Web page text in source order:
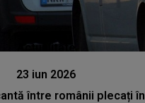
Actualitate
23 iun 2026
între românii plecați în